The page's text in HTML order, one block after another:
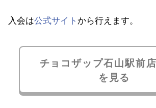
入会は公式サイト から行えます。
チョコザップ石山駅前
を見る